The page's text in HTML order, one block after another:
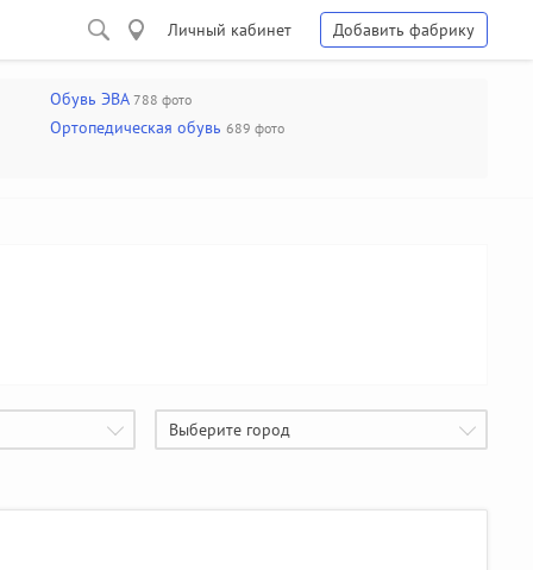
Личный кабинет Добавить фабрику
Обувь ЭВА 788 фото
Ортопедическая обувь 689 фото
Выберите город